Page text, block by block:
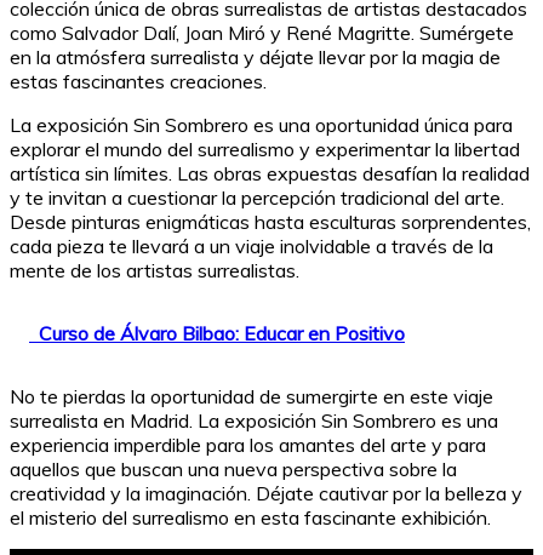
colección única de obras surrealistas de artistas destacados
como Salvador Dalí, Joan Miró y René Magritte. Sumérgete
en la atmósfera surrealista y déjate llevar por la magia de
estas fascinantes creaciones.
La exposición Sin Sombrero es una oportunidad única para
explorar el mundo del surrealismo y experimentar la libertad
artística sin límites. Las obras expuestas desafían la realidad
y te invitan a cuestionar la percepción tradicional del arte.
Desde pinturas enigmáticas hasta esculturas sorprendentes,
cada pieza te llevará a un viaje inolvidable a través de la
mente de los artistas surrealistas.
Curso de Álvaro Bilbao: Educar en Positivo
No te pierdas la oportunidad de sumergirte en este viaje
surrealista en Madrid. La exposición Sin Sombrero es una
experiencia imperdible para los amantes del arte y para
aquellos que buscan una nueva perspectiva sobre la
creatividad y la imaginación. Déjate cautivar por la belleza y
el misterio del surrealismo en esta fascinante exhibición.